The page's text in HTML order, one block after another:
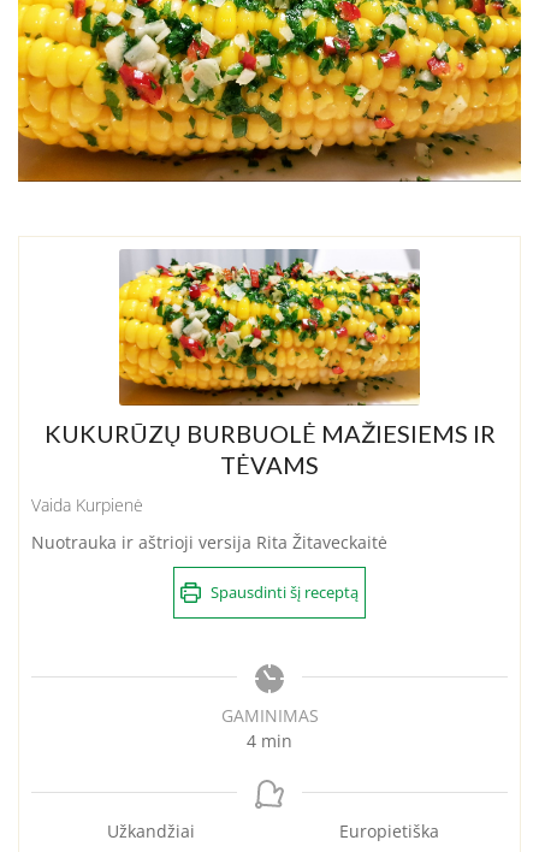
KUKURŪZŲ BURBUOLĖ MAŽIESIEMS IR
TĖVAMS
Vaida Kurpienė
Nuotrauka ir aštrioji versija Rita Žitaveckaitė
Spausdinti šį receptą
GAMINIMAS
4minutes
min
Užkandžiai Europietiška